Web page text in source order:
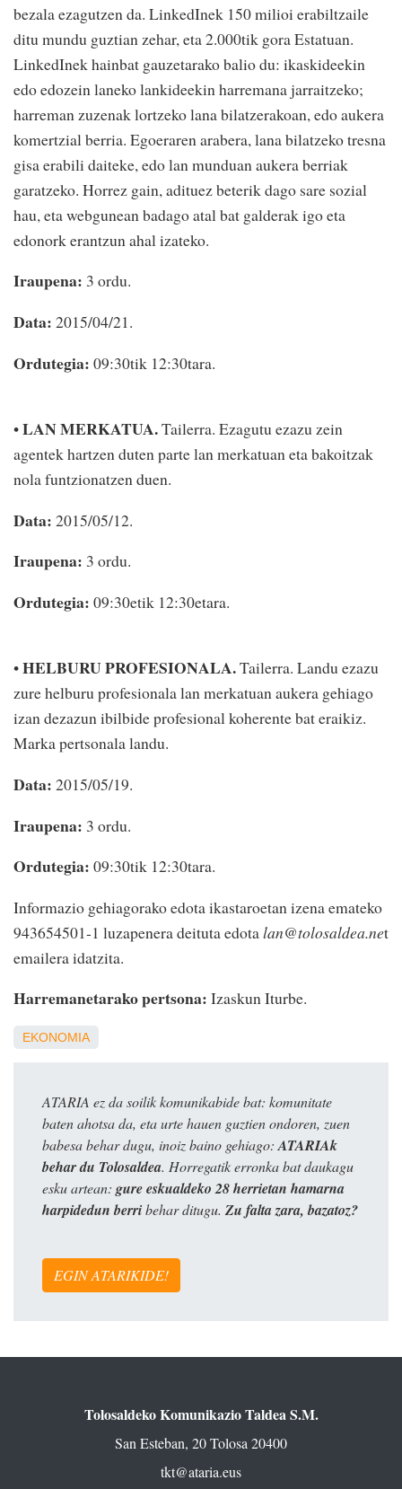
bezala ezagutzen da. LinkedInek 150 milioi erabiltzaile
ditu mundu guztian zehar, eta 2.000tik gora Estatuan.
LinkedInek hainbat gauzetarako balio du: ikaskideekin
edo edozein laneko lankideekin harremana jarraitzeko;
harreman zuzenak lortzeko lana bilatzerakoan, edo aukera
komertzial berria. Egoeraren arabera, lana bilatzeko tresna
gisa erabili daiteke, edo lan munduan aukera berriak
garatzeko. Horrez gain, adituez beterik dago sare sozial
hau, eta webgunean badago atal bat galderak igo eta
edonork erantzun ahal izateko.
Iraupena: 3 ordu.
Data: 2015/04/21.
Ordutegia: 09:30tik 12:30tara.
•LAN MERKATUA.Tailerra. Ezagutu ezazu zein
agentek hartzen duten parte lan merkatuan eta bakoitzak
nola funtzionatzen duen.
Data: 2015/05/12.
Iraupena: 3 ordu.
Ordutegia: 09:30etik 12:30etara.
•HELBURU PROFESIONALA.Tailerra. Landu ezazu
zure helburu profesionala lan merkatuan aukera gehiago
izan dezazun ibilbide profesional koherente bat eraikiz.
Marka pertsonala landu.
Data: 2015/05/19.
Iraupena: 3 ordu.
Ordutegia: 09:30tik 12:30tara.
Informazio gehiagorako edota ikastaroetan izena emateko
943654501-1 luzapenera deituta edotalan@tolosaldea.net
emailera idatzita.
Harremanetarako pertsona: Izaskun Iturbe.
EKONOMIA
ATARIA ez da soilik komunikabide bat: komunitate
baten ahotsa da, eta urte hauen guztien ondoren, zuen
babesa behar dugu, inoiz baino gehiago: ATARIAk
behar du Tolosaldea. Horregatik erronka bat daukagu
esku artean: gure eskualdeko 28 herrietan hamarna
harpidedun berribehar ditugu. Zu falta zara, bazatoz?
EGIN ATARIKIDE!
Tolosaldeko Komunikazio Taldea S.M.
San Esteban, 20 Tolosa 20400
tkt@ataria.eus